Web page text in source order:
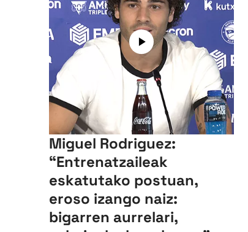
Miguel Rodriguez:
“Entrenatzaileak
eskatutako postuan,
eroso izango naiz:
bigarren aurrelari,